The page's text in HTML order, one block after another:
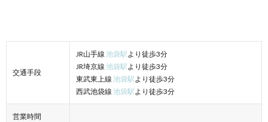
交通手段
JR山手線 池袋駅より徒歩3分
JR埼京線 池袋駅より徒歩3分
東武東上線 池袋駅より徒歩3分
西武池袋線 池袋駅より徒歩3分
営業時間